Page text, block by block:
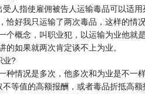
指使雇佣被告人运输毒品可以适用
恰好我只运输了两次毒品，这样的情
概念，叫职业犯，以运输为业他就
的如果就两次肯定谈不上为业。
?
情况是多次，他多次和为业是不一
值的高额报酬，或者毒品折抵高额